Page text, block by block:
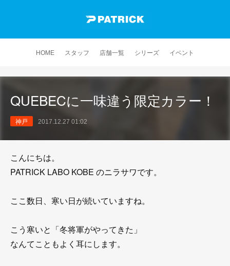
HOME スタッフ 店舗一覧 シリーズ イベント
QUEBECに一味違う限定カラー！
神戸 2017.12.27 01:02
こんにちは。
PATRICK LABO KOBE のニラサワです。
ここ数日、寒い日が続いていますね。
こう寒いと「冬将軍がやってきた」
なんてこともよく耳にします。